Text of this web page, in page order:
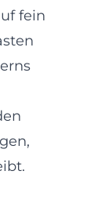
fein